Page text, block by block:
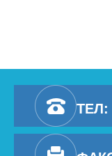
ТЕЛ: